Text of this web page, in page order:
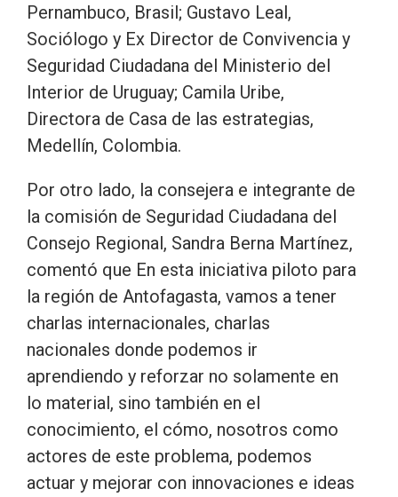
Pernambuco, Brasil; Gustavo Leal,
Sociólogo y Ex Director de Convivencia y
Seguridad Ciudadana del Ministerio del
Interior de Uruguay; Camila Uribe,
Directora de Casa de las estrategias,
Medellín, Colombia.
Por otro lado, la consejera e integrante de
la comisión de Seguridad Ciudadana del
Consejo Regional, Sandra Berna Martínez,
comentó que En esta iniciativa piloto para
la región de Antofagasta, vamos a tener
charlas internacionales, charlas
nacionales donde podemos ir
aprendiendo y reforzar no solamente en
lo material, sino también en el
conocimiento, el cómo, nosotros como
actores de este problema, podemos
actuar y mejorar con innovaciones e ideas